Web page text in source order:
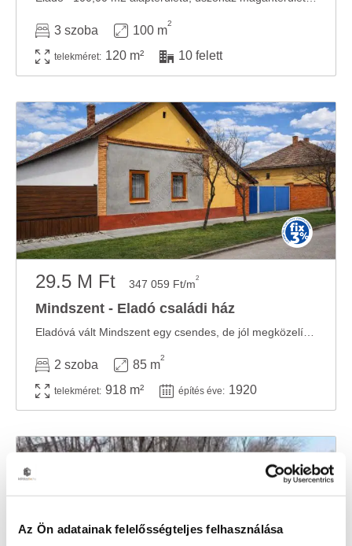
Az Ön adatainak felelősségteljes felhasználása
3 szoba 100 m
2
telekméret: 120 m² 10 felett
29.5 M Ft 347 059 Ft/m2
Mindszent - Eladó családi ház
2 szoba 85 m
2
telekméret: 918 m² építés éve: 1920